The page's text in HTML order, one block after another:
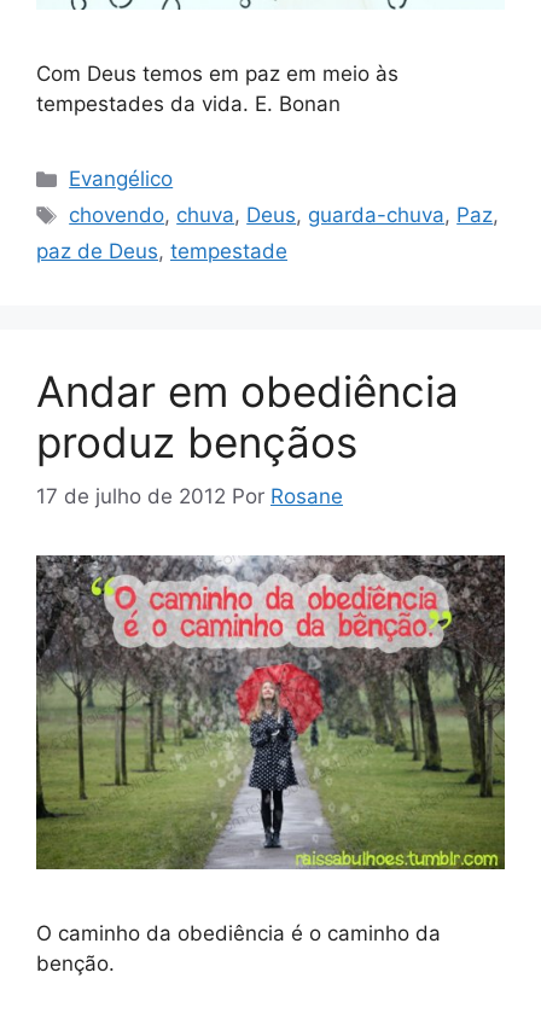
Com Deus temos em paz em meio às
tempestades da vida. E. Bonan
Categorias
Evangélico
Tags
chovendo, chuva, Deus, guarda-chuva, Paz,
paz de Deus, tempestade
Andar em obediência
produz bençãos
17 de julho de 2012 Por Rosane
O caminho da obediência é o caminho da
benção.